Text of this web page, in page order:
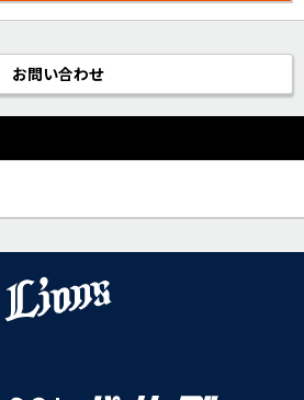
お問い合わせ